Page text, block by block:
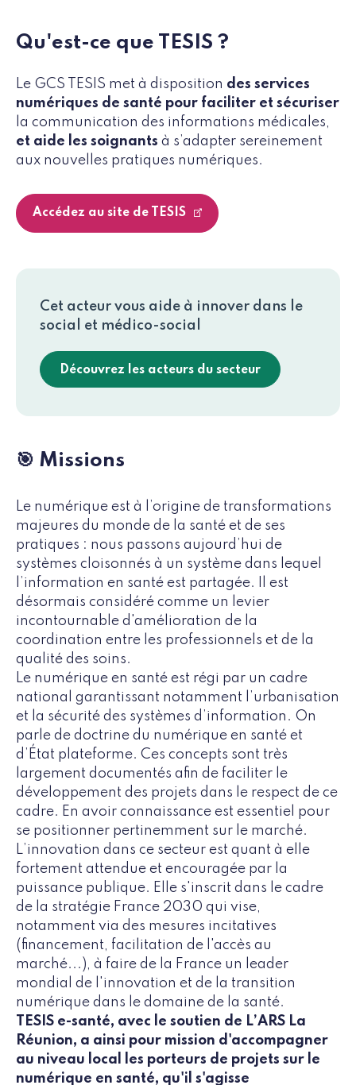
Qu'est-ce que TESIS ?
Le GCS TESIS met à disposition des services
numériques de santé pour faciliter et sécuriser
la communication des informations médicales,
et aide les soignants à s’adapter sereinement
aux nouvelles pratiques numériques.
Accédez au site de TESIS
Cet acteur vous aide à innover dans le
social et médico-social
Découvrez les acteurs du secteur
🎯 Missions
Le numérique est à l’origine de transformations
majeures du monde de la santé et de ses
pratiques : nous passons aujourd’hui de
systèmes cloisonnés à un système dans lequel
l’information en santé est partagée. Il est
désormais considéré comme un levier
incontournable d'amélioration de la
coordination entre les professionnels et de la
qualité des soins.
Le numérique en santé est régi par un cadre
national garantissant notamment l’urbanisation
et la sécurité des systèmes d’information. On
parle de doctrine du numérique en santé et
d’État plateforme. Ces concepts sont très
largement documentés afin de faciliter le
développement des projets dans le respect de ce
cadre. En avoir connaissance est essentiel pour
se positionner pertinemment sur le marché.
L’innovation dans ce secteur est quant à elle
fortement attendue et encouragée par la
puissance publique. Elle s'inscrit dans le cadre
de la stratégie France 2030 qui vise,
notamment via des mesures incitatives
(financement, facilitation de l'accès au
marché...), à faire de la France un leader
mondial de l'innovation et de la transition
numérique dans le domaine de la santé.
TESIS e-santé, avec le soutien de L’ARS La
Réunion, a ainsi pour mission d'accompagner
au niveau local les porteurs de projets sur le
numérique en santé, qu'il s'agisse